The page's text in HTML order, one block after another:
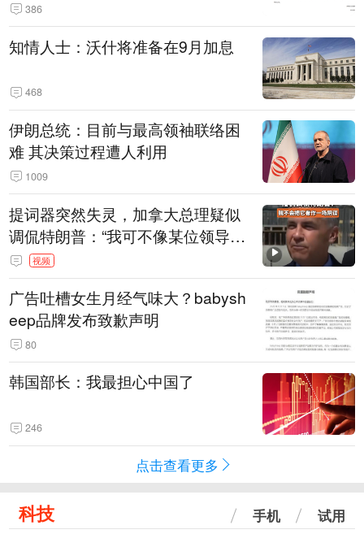
386
知情人士：沃什将准备在9月加息
468
伊朗总统：目前与最高领袖联络困
难 其决策过程遭人利用
1009
提词器突然失灵，加拿大总理疑似
调侃特朗普：“我可不像某位领导
人，把这当成一场阴谋”，全场哄笑
视频
广告吐槽女生月经气味大？babysh
eep品牌发布致歉声明
80
韩国部长：我最担心中国了
246
点击查看更多
科技 手机 试用